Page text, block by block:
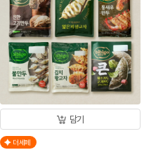
담기
더세페